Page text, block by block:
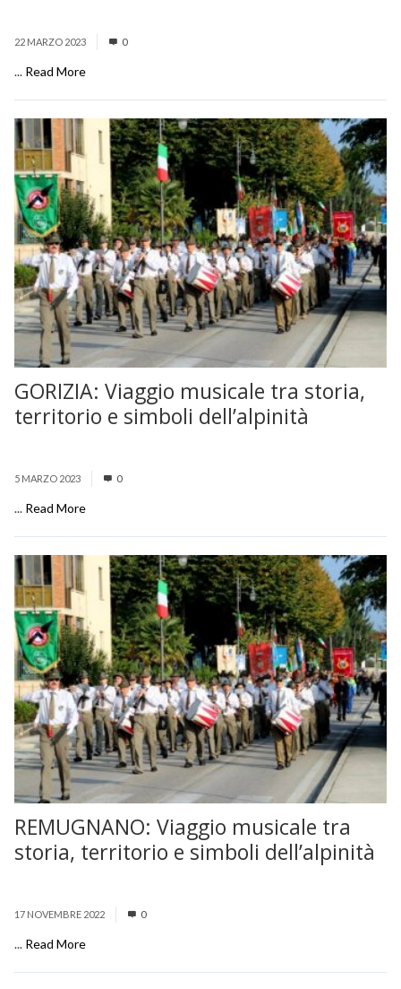
22 MARZO 2023 0
... Read More
GORIZIA: Viaggio musicale tra storia,
territorio e simboli dell’alpinità
5 MARZO 2023 0
... Read More
REMUGNANO: Viaggio musicale tra
storia, territorio e simboli dell’alpinità
17 NOVEMBRE 2022 0
... Read More